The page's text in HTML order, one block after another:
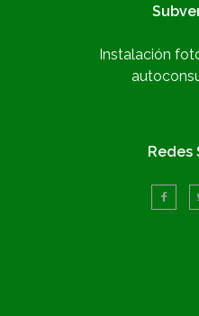
Instalación
Redes